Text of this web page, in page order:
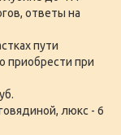
ответы на
пути
приобрести при
люкс - 6